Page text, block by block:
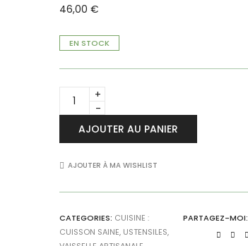
46,00€
EN STOCK
Petite
Planche
Chêne
Planc'h
AJOUTER AU PANIER
AJOUTER À MA WISHLIST
CATEGORIES: CUISINE :
CUISSON SAINE, USTENSILES,
PARTAGEZ-MOI: